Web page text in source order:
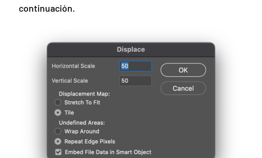
continuación.